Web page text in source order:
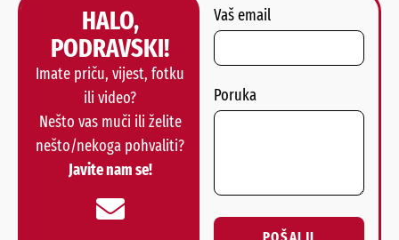
HALO,
PODRAVSKI!
Imate priču, vijest, fotku
ili video?
Nešto vas muči ili želite
nešto/nekoga pohvaliti?
Javite nam se!
Vaš email
Poruka